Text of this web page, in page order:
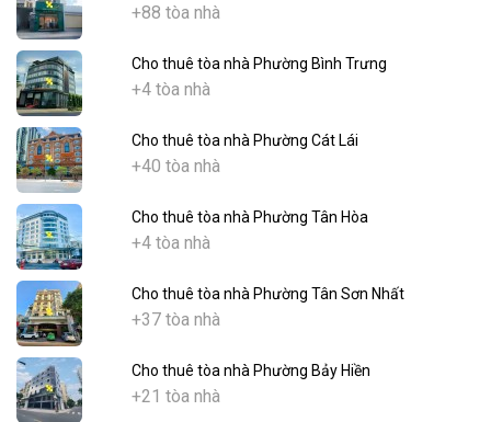
+88 tòa nhà
Cho thuê tòa nhà Phường Bình Trưng
+4 tòa nhà
Cho thuê tòa nhà Phường Cát Lái
+40 tòa nhà
Cho thuê tòa nhà Phường Tân Hòa
+4 tòa nhà
Cho thuê tòa nhà Phường Tân Sơn Nhất
+37 tòa nhà
Cho thuê tòa nhà Phường Bảy Hiền
+21 tòa nhà